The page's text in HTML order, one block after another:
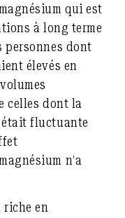
qui est
à long terme
personnes dont
élevés en
celles dont la
était fluctuante
n’a
en